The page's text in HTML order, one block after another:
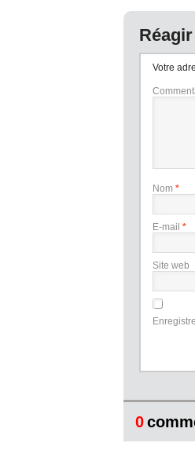
Votre
Nom *
E-mail *
Site web
0